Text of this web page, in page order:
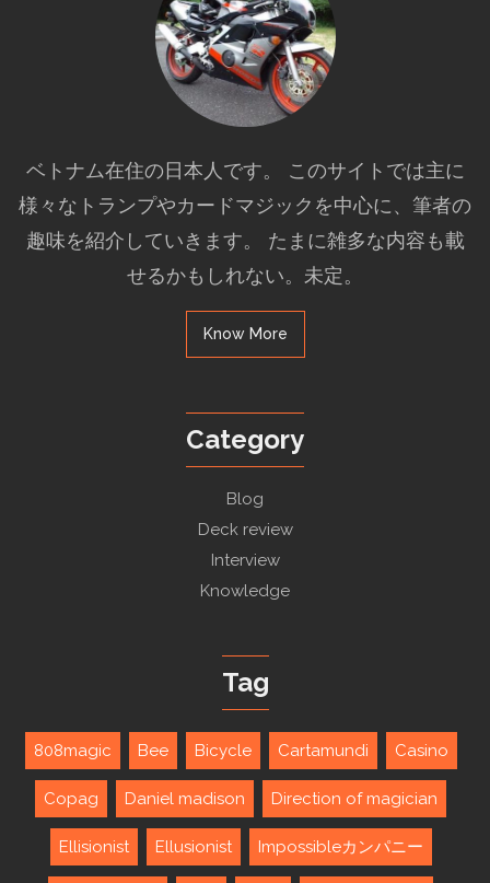
ベトナム在住の日本人です。 このサイトでは主に
様々なトランプやカードマジックを中心に、筆者の
趣味を紹介していきます。 たまに雑多な内容も載
せるかもしれない。未定。
Know More
Category
Blog
Deck review
Interview
Knowledge
Tag
808magic Bee Bicycle Cartamundi Casino
Copag Daniel madison Direction of magician
Ellisionist Ellusionist Impossibleカンパニー